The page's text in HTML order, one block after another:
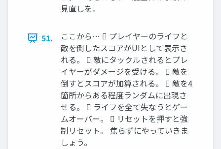
見直しを。
51.
ここから…  プレイヤーのライフと
敵を倒したスコアがUIとして表示さ
れる。  敵にタックルされるとプレ
イヤーがダメージを受ける。  敵を
倒すとスコアが加算される。  敵を4
箇所からある程度ランダムに出現さ
せる。  ライフを全て失なうとゲー
ムオーバー。  リセットを押すと強
制リセット。 焦らずにやっていきま
しょう。